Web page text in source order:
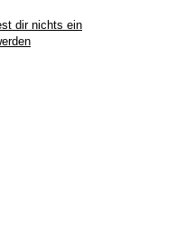
dir nichts ein